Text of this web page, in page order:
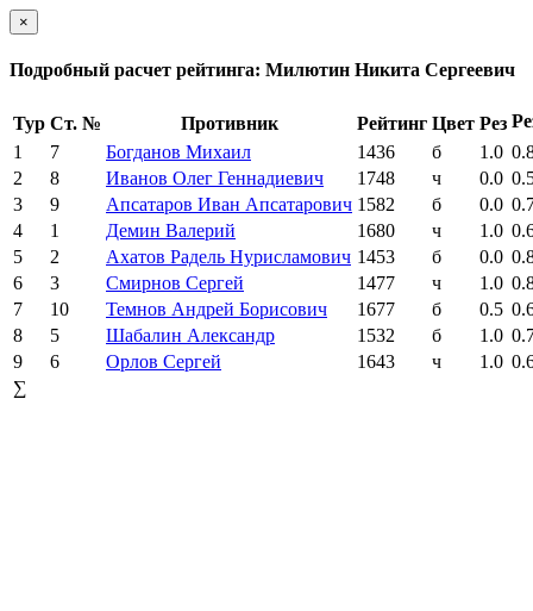
×
Подробный расчет рейтинга: Милютин Никита Сергеевич
Тур Ст. № Противник Рейтинг Цвет Рез
1
7 Богданов Михаил 1436 б 1.0
2
8 Иванов Олег Геннадиевич 1748 ч 0.0
3
9 Апсатаров Иван Апсатарович 1582 б 0.0
4
1 Демин Валерий 1680 ч 1.0
5
2 Ахатов Радель Нурисламович 1453 б 0.0
6
3 Смирнов Сергей 1477 ч 1.0
7
10 Темнов Андрей Борисович 1677 б 0.5
8
5 Шабалин Александр 1532 б 1.0
9
6 Орлов Сергей 1643 ч 1.0
∑